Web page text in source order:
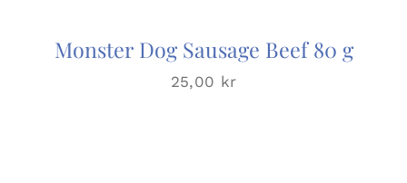
Monster Dog Sausage Beef 80 g
25,00 kr